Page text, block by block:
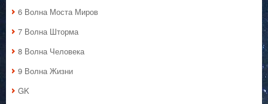
6 Волна Моста Миров
7 Волна Шторма
8 Волна Человека
9 Волна Жизни
GK